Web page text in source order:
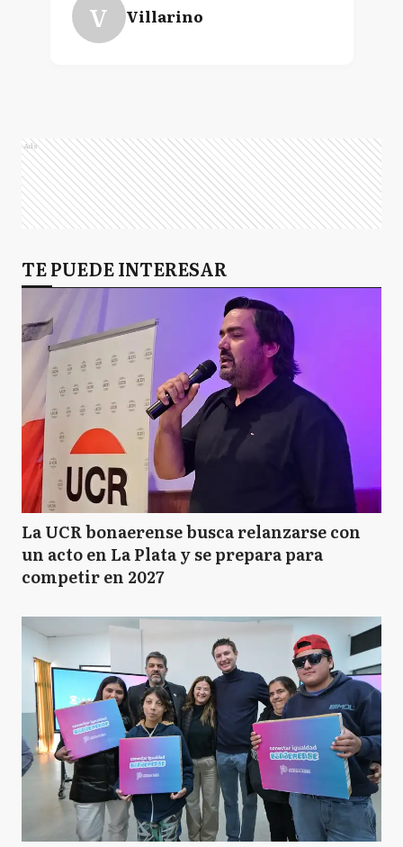
V Villarino
Ads
TE PUEDE INTERESAR
La UCR bonaerense busca relanzarse con
un acto en La Plata y se prepara para
competir en 2027